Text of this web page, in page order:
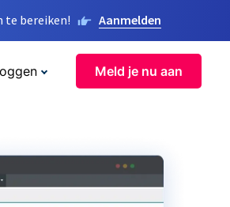
te bereiken! Aanmelden
Meld je nu aan